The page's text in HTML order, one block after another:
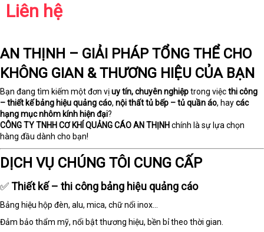
Liên hệ
AN THỊNH – GIẢI PHÁP TỔNG THỂ CHO
KHÔNG GIAN & THƯƠNG HIỆU CỦA BẠN
Bạn đang tìm kiếm một đơn vịuy tín, chuyên nghiệptrong việcthi công
– thiết kế bảng hiệu quảng cáo, nội thất tủ bếp – tủ quần áo, haycác
hạng mục nhôm kính hiện đại?
CÔNG TY TNHH CƠ KHÍ QUẢNG CÁO AN THỊNH chính là sự lựa chọn
hàng đầu dành cho bạn!
DỊCH VỤ CHÚNG TÔI CUNG CẤP
✅Thiết kế – thi công bảng hiệu quảng cáo
Bảng hiệu hộp đèn, alu, mica, chữ nổi inox...
Đảm bảo thẩm mỹ, nổi bật thương hiệu, bền bỉ theo thời gian.